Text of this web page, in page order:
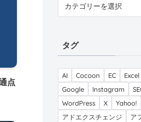
点
ータグ
AI Cocoon EC Excel
Google
Instagram
WordPress
X Yahoo!
アドエクスチェンジ
ア